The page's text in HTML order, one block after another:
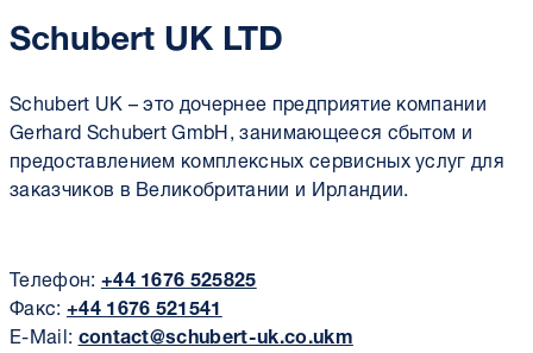
Schubert UK LTD
Schubert UK – это дочернее предприятие компании
Gerhard Schubert GmbH, занимающееся сбытом и
предоставлением комплексных сервисных услуг для
заказчиков в Великобритании и Ирландии.
Телефон:+44 1676 525825
Факс:+44 1676 521541
E-Mail:contact@schubert-uk.co.ukm